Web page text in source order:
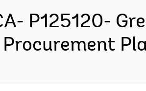
P125120-